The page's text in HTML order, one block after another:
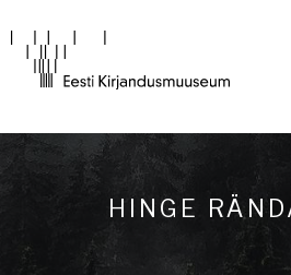
Main
HINGE